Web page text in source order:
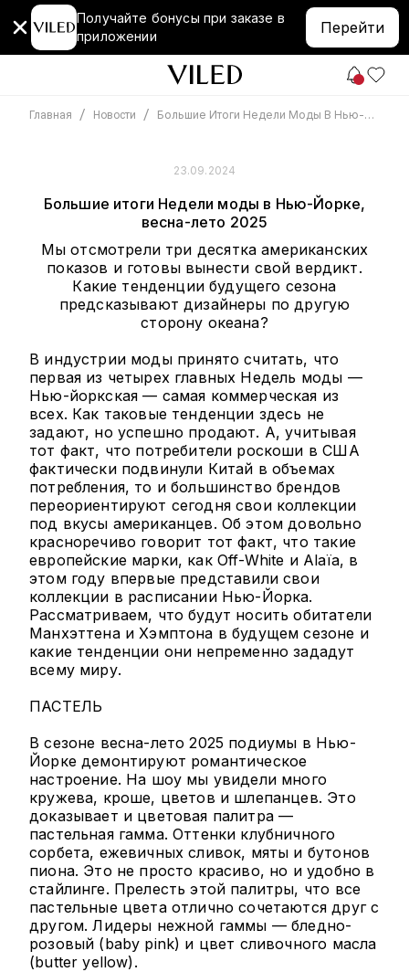
Получайте бонусы при заказе в
приложении
Перейти
Главная / Новости / Большие Итоги Недели Моды В Нью-Йорке, Весна-Лето 2025
23.09.2024
Большие итоги Недели моды в Нью-Йорке,
весна-лето 2025
Мы отсмотрели три десятка американских
показов и готовы вынести свой вердикт.
Какие тенденции будущего сезона
предсказывают дизайнеры по другую
сторону океана?
В индустрии моды принято считать, что
первая из четырех главных Недель моды —
Нью-йоркская — самая коммерческая из
всех. Как таковые тенденции здесь не
задают, но успешно продают. А, учитывая
тот факт, что потребители роскоши в США
фактически подвинули Китай в объемах
потребления, то и большинство брендов
переориентируют сегодня свои коллекции
под вкусы американцев. Об этом довольно
красноречиво говорит тот факт, что такие
европейские марки, как Off-White и Alaïa, в
этом году впервые представили свои
коллекции в расписании Нью-Йорка.
Рассматриваем, что будут носить обитатели
Манхэттена и Хэмптона в будущем сезоне и
какие тенденции они непременно зададут
всему миру.
ПАСТЕЛЬ
В сезоне весна-лето 2025 подиумы в Нью-
Йорке демонтируют романтическое
настроение. На шоу мы увидели много
кружева, кроше, цветов и шлепанцев. Это
доказывает и цветовая палитра —
пастельная гамма. Оттенки клубничного
сорбета, ежевичных сливок, мяты и бутонов
пиона. Это не просто красиво, но и удобно в
стайлинге. Прелесть этой палитры, что все
пастельные цвета отлично сочетаются друг с
другом. Лидеры нежной гаммы — бледно-
розовый (baby pink) и цвет сливочного масла
(butter yellow).